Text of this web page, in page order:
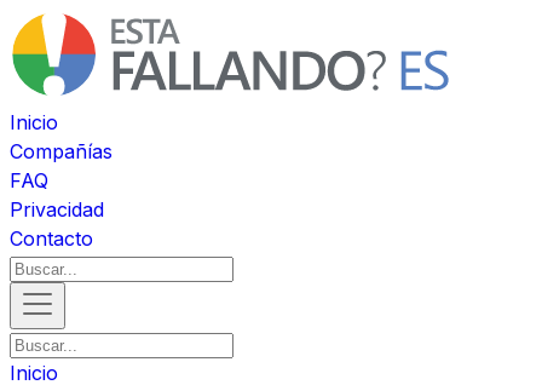
Inicio
Compañías
FAQ
Privacidad
Contacto
Inicio